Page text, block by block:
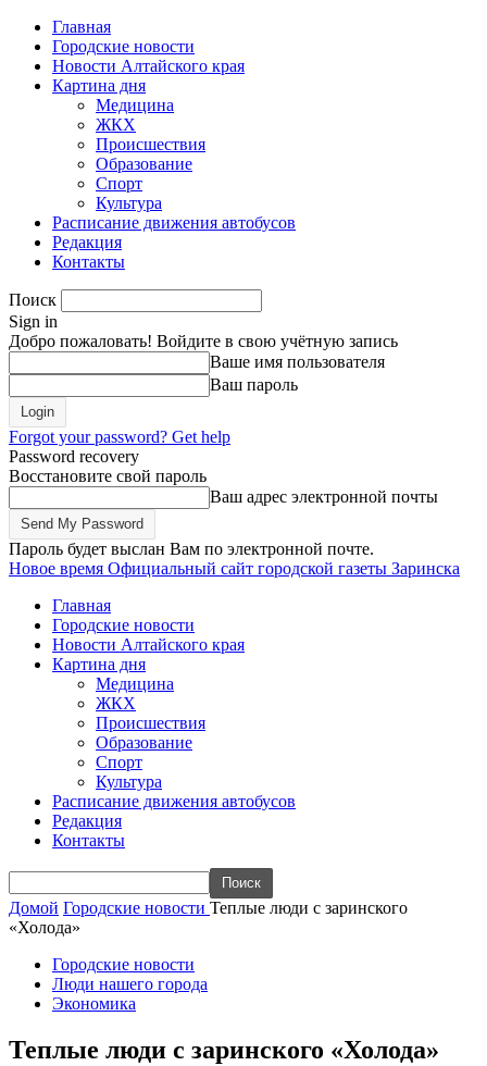
Главная
Городские новости
Новости Алтайского края
Картина дня
Медицина
ЖКХ
Происшествия
Образование
Спорт
Культура
Расписание движения автобусов
Редакция
Контакты
Поиск
Sign in
Добро пожаловать! Войдите в свою учётную запись
Ваше имя пользователя
Ваш пароль
Forgot your password? Get help
Password recovery
Восстановите свой пароль
Ваш адрес электронной почты
Пароль будет выслан Вам по электронной почте.
Новое время Официальный сайт городской газеты Заринска
Главная
Городские новости
Новости Алтайского края
Картина дня
Медицина
ЖКХ
Происшествия
Образование
Спорт
Культура
Расписание движения автобусов
Редакция
Контакты
Домой Городские новости Теплые люди с заринского
«Холода»
Городские новости
Люди нашего города
Экономика
Теплые люди с заринского «Холода»